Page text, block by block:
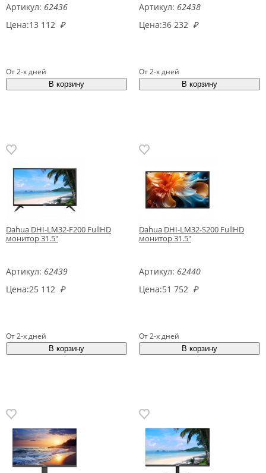
Артикул: 62436
Цена:13 112 ₽
От 2-х дней
Артикул: 62438
Цена:36 232 ₽
От 2-х дней
Dahua DHI-LM32-F200 FullHD
монитор 31.5"
Артикул: 62439
Цена:25 112 ₽
От 2-х дней
Dahua DHI-LM32-S200 FullHD
монитор 31.5"
Артикул: 62440
Цена:51 752 ₽
От 2-х дней